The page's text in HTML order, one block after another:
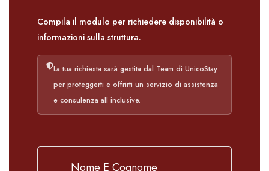
Compila il modulo per richiedere disponibilità o
informazioni sulla struttura.
La tua richiesta sarà gestita dal Team di UnicoStay
per proteggerti e offrirti un servizio di assistenza
e consulenza all inclusive.